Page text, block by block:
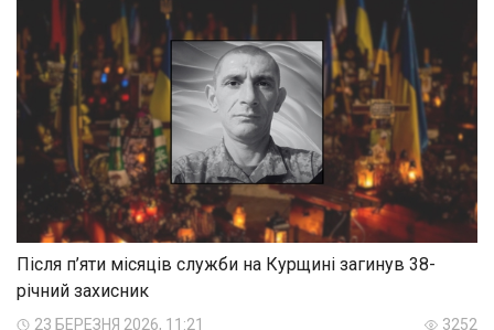
Після п’яти місяців служби на Курщині загинув 38-
річний захисник
23 БЕРЕЗНЯ 2026, 11:21 3252